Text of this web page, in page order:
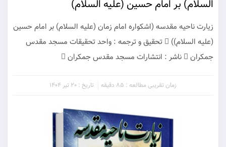
السلام) بر امام حسین (علیه السلام)
زیارت ناحیه مقدسه (اشکواره امام زمان (علیه السلام) بر امام حسین
(علیه السلام))  تحقیق و ترجمه : واحد تحقیقات مسجد مقدس
جمکران  ناشر : انتشارات مسجد مقدس جمکران 
زمان تقریبی مطالعه : 85 دقیقه تاریخ : 20 تیر 1404